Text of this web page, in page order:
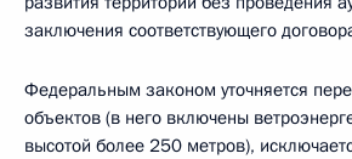
заключения соответствующего
Федеральным законом уточняется
объектов (в него включены
высотой более 250 метров),